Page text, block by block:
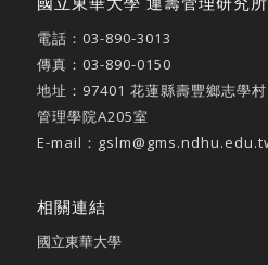
電話： 03-890-3013
傳真：03-890-0150
地址： 97401 花蓮縣壽豐鄉志學
管理學院A205室
E-mail：
相關連結
國立東華大學